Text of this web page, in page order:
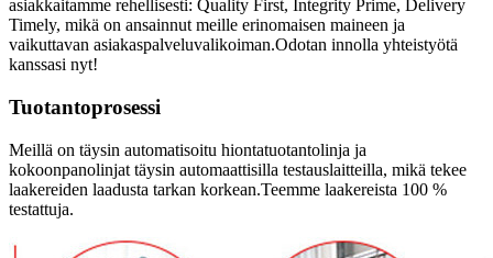
asiakkaitamme rehellisesti: Quality First, Integrity Prime, Delivery
Timely, mikä on ansainnut meille erinomaisen maineen ja
vaikuttavan asiakaspalveluvalikoiman.Odotan innolla yhteistyötä
kanssasi nyt!
Tuotantoprosessi
Meillä on täysin automatisoitu hiontatuotantolinja ja
kokoonpanolinjat täysin automaattisilla testauslaitteilla, mikä tekee
laakereiden laadusta tarkan korkean.Teemme laakereista 100 %
testattuja.